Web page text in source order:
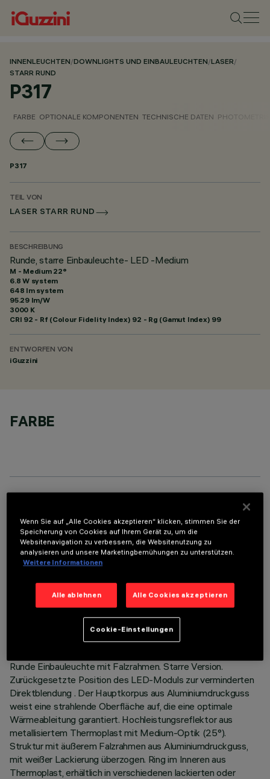
INNENLEUCHTEN/DOWNLIGHTS UND EINBAULEUCHTEN/LASER/
STARR RUND
P317
FARBE OPTIONALE KOMPONENTEN TECHNISCHE DATEN
P317
TEIL VON
LASER STARR RUND
BESCHREIBUNG
Runde, starre Einbauleuchte- LED -Medium
M - Medium 22°
6.8 W system
648 lm system
95.29 lm/W
3000 K
CRI 92 - Rf (Colour Fidelity Index) 92 - Rg (Gamut Index) 99
ENTWORFEN VON
iGuzzini
FARBE
TECHNISCHE DATEN
Runde Einbauleuchte mit Falzrahmen. Starre Version.
Zurückgesetzte Position des LED-Moduls zur verminderten
Direktblendung . Der Hauptkorpus aus Aluminiumdruckguss
weist eine strahlende Oberfläche auf, die eine optimale
Wärmeableitung garantiert. Hochleistungsreflektor aus
metallisiertem Thermoplast mit Medium-Optik (25°).
Struktur mit äußerem Falzrahmen aus Aluminiumdruckguss,
mit weißer Lackierung überzogen. Ring im Inneren aus
Thermoplast, erhältlich in verschiedenen lackierten oder
Wenn Sie auf „Alle Cookies akzeptieren“ klicken, stimmen Sie der
Speicherung von Cookies auf Ihrem Gerät zu, um die
Websitenavigation zu verbessern, die Websitenutzung zu
analysieren und unsere Marketingbemühungen zu unterstützen.
Weitere Informationen
Alle ablehnen Alle Cookies akzeptieren
Cookie-Einstellungen